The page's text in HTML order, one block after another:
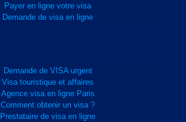
Payer en ligne votre visa
Demande de visa en ligne
Demande de VISA urgent
Visa touristique et affaires
Agence visa en ligne Paris
Comment obtenir un visa ?
Prestataire de visa en ligne